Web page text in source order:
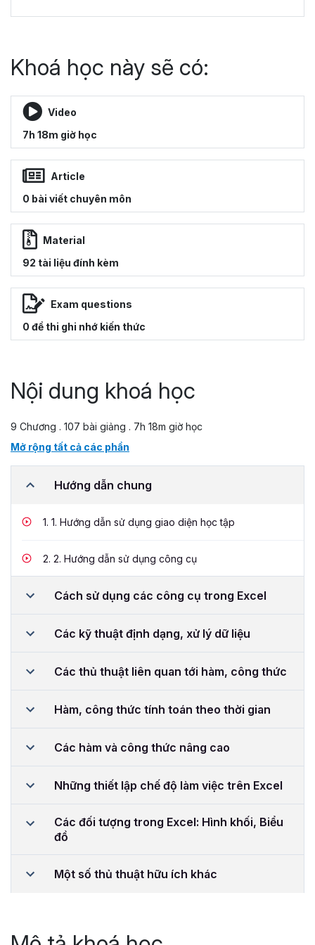
Khoá học này sẽ có:
Video
7h 18m giờ học
Article
0 bài viết chuyên môn
Material
92 tài liệu đính kèm
Exam questions
0 đề thi ghi nhớ kiến thức
Nội dung khoá học
9 Chương . 107 bài giảng . 7h 18m giờ học
Mở rộng tất cả các phần
Hướng dẫn chung
1. 1. Hướng dẫn sử dụng giao diện học tập
2. 2. Hướng dẫn sử dụng công cụ
Cách sử dụng các công cụ trong Excel
Các kỹ thuật định dạng, xử lý dữ liệu
Các thủ thuật liên quan tới hàm, công thức
Hàm, công thức tính toán theo thời gian
Các hàm và công thức nâng cao
Những thiết lập chế độ làm việc trên Excel
Các đối tượng trong Excel: Hình khối, Biểu
đồ
Một số thủ thuật hữu ích khác